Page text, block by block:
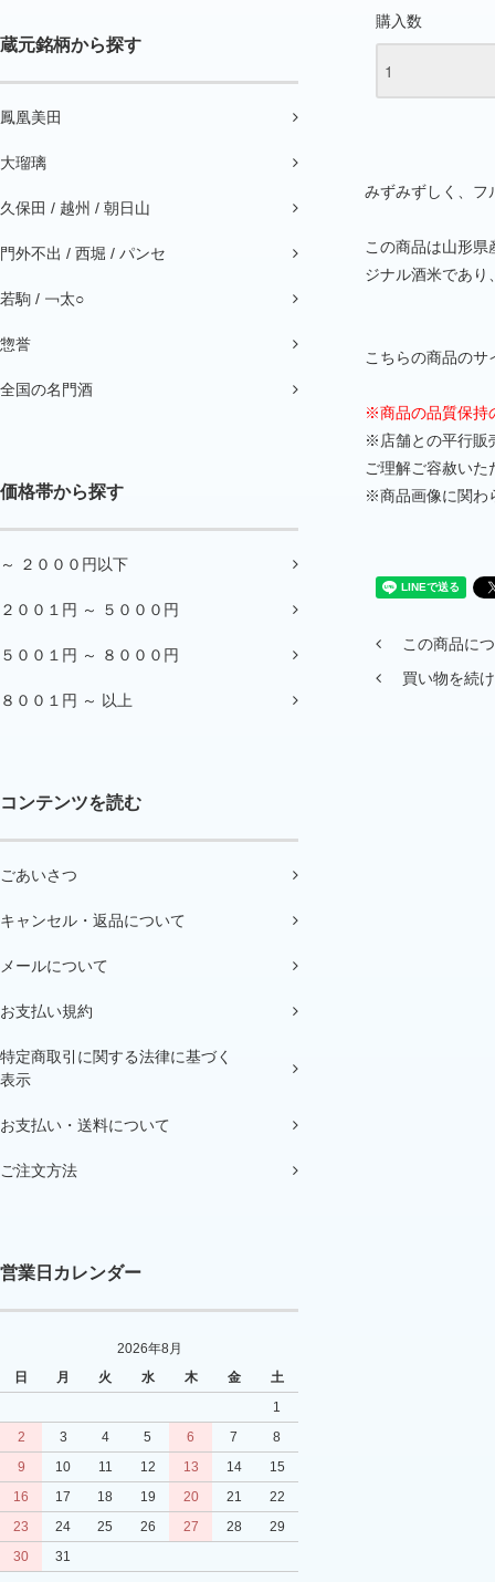
蔵元銘柄から探す
鳳凰美田
大瑠璃
久保田 / 越州 / 朝日山
門外不出 / 西堀 / パンセ
若駒 / ￢太○
惣誉
全国の名門酒
価格帯から探す
～ ２０００円以下
２００１円 ～ ５０００円
５００１円 ～ ８０００円
８００１円 ～ 以上
コンテンツを読む
ごあいさつ
キャンセル・返品について
メールについて
お支払い規約
特定商取引に関する法律に基づく
表示
お支払い・送料について
ご注文方法
営業日カレンダー
2026年8月
日
月 火 水 木 金
土
1
2
3 4 5 6 7
8
9
10 11 12 13 14
15
16
17 18 19 20 21
22
23
24 25 26 27 28
29
30
31
購入数
みずみずしく、フ
この商品は山形
ジナル酒米であり
こちらの商品の
※商品の品質保持
※店舗との平行販
ご理解ご容赦い
※商品画像に関わ
この商品に
買い物を続